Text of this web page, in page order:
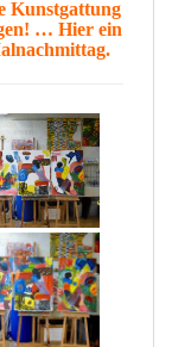
Kunstgattung
! … Hier ein